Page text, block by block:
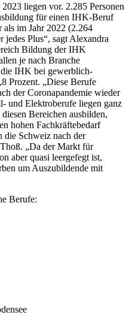
liegen vor. 2.285 Personen
für einen IHK-Beruf
als im Jahr 2022 (2.264
jedes Plus“, sagt Alexandra
Bildung der IHK
je nach Branche
die IHK bei gewerblich-
Prozent. „Diese Berufe
der Coronapandemie wieder
und Elektroberufe liegen ganz
Bereichen ausbilden,
hohen Fachkräftebedarf
die Schweiz nach der
„Da der Markt für
aber quasi leergefegt ist,
um Auszubildende mit
Berufe: